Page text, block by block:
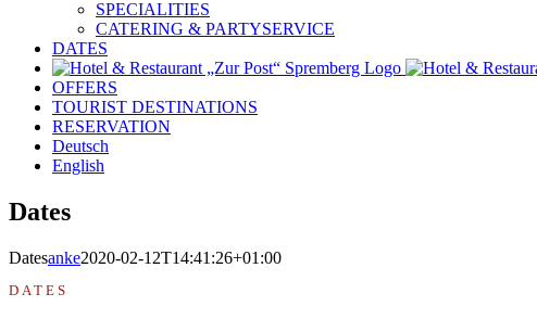
SPECIALITIES
CATERING & PARTYSERVICE
DATES
OFFERS
TOURIST DESTINATIONS
RESERVATION
Deutsch
English
Dates
Datesanke2020-02-12T14:41:26+01:00
DATES